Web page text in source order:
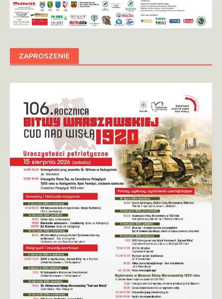
ZAPROSZENIE